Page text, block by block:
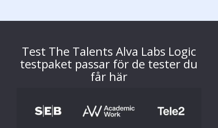
Test The Talents Alva Labs Logic
testpaket passar för de tester du
får här